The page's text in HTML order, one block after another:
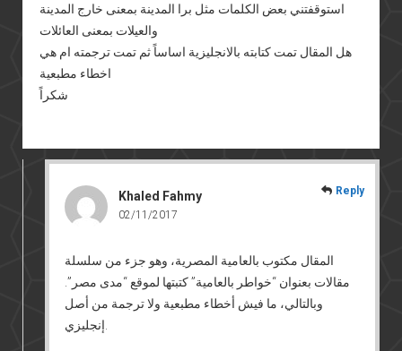
استوقفتني بعض الكلمات مثل برا المدينة بمعنى خارج المدينة
والعيلات بمعنى العائلات
هل المقال تمت كتابته بالانجليزية اساساً ثم تمت ترجمته ام هي
اخطاء مطبعية
شكراً
Khaled Fahmy
02/11/2017
المقال مكتوب بالعامية المصرية، وهو جزء من سلسلة
مقالات بعنوان “خواطر بالعامية” كتبتها لموقع “مدى مصر”.
وبالتالي، ما فيش أخطاء مطبعية ولا ترجمة من أصل
Reply